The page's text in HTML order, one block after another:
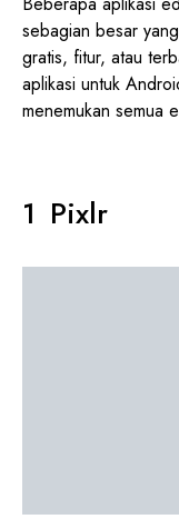
sebagian besar
gratis, fitur, atau
aplikasi untuk
menemukan semua
Pixlr